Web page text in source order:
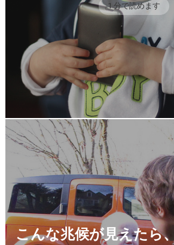
1 分で読めます
こんな兆候が見えたら